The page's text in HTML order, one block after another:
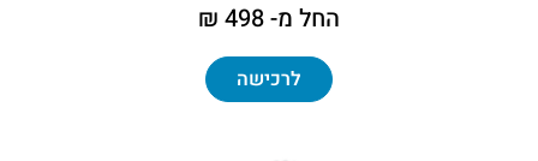
החל מ- 498 ₪
לרכישה